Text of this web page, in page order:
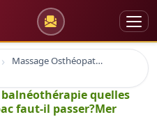
Massage Osthéopathie Kinésiologie
quelles
faut-il passer?Mer